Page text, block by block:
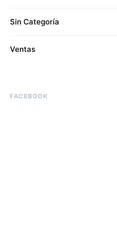
Sin Categoría
Ventas
FACEBOOK